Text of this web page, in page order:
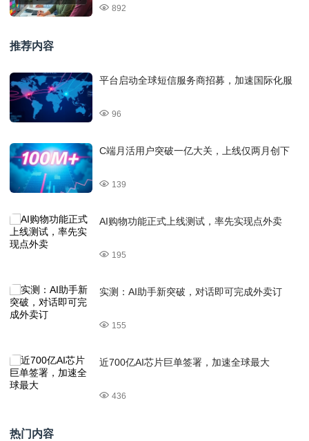
892
推荐内容
平台启动全球短信服务商招募，加速国际化服
96
C端月活用户突破一亿大关，上线仅两月创下
139
AI购物功能正式上线测试，率先实现点外卖
195
实测：AI助手新突破，对话即可完成外卖订
155
近700亿AI芯片巨单签署，加速全球最大
436
热门内容